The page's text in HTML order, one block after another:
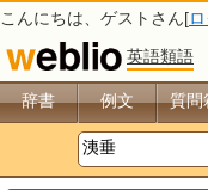
こんにちは、 ゲスト さん[
英語類語
辞書 例文 質問